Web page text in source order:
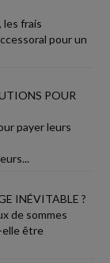
les frais
pour un
POUR
payer leurs
INÉVITABLE ?
de sommes
être